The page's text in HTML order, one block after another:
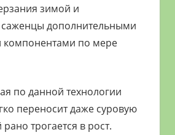
зимой и
саженцы дополнительными
компонентами по мере
по данной технологии
переносит даже суровую
трогается в рост.